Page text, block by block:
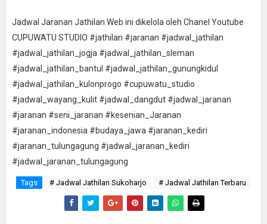
Jadwal Jaranan Jathilan Web ini dikelola oleh Chanel Youtube
CUPUWATU STUDIO #jathilan #jaranan #jadwal_jathilan
#jadwal_jathilan_jogja #jadwal_jathilan_sleman
#jadwal_jathilan_bantul #jadwal_jathilan_gunungkidul
#jadwal_jathilan_kulonprogo #cupuwatu_studio
#jadwal_wayang_kulit #jadwal_dangdut #jadwal_jaranan
#jaranan #seni_jaranan #kesenian_Jaranan
#jaranan_indonesia #budaya_jawa #jaranan_kediri
#jaranan_tulungagung #jadwal_jaranan_kediri
#jadwal_jaranan_tulungagung
Tags # Jadwal Jathilan Sukoharjo # Jadwal Jathilan Terbaru